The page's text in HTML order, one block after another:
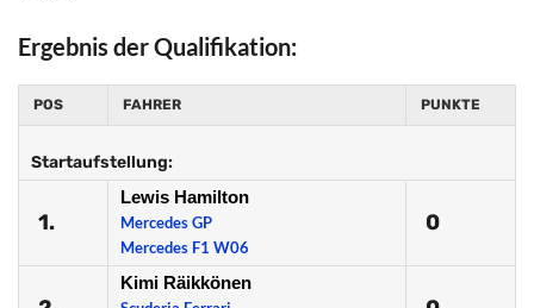
Ergebnis der Qualifikation:
POS FAHRER PUNKTE
Startaufstellung:
1.
Lewis Hamilton
Mercedes GP
Mercedes F1 W06
0
Kimi Räikkönen